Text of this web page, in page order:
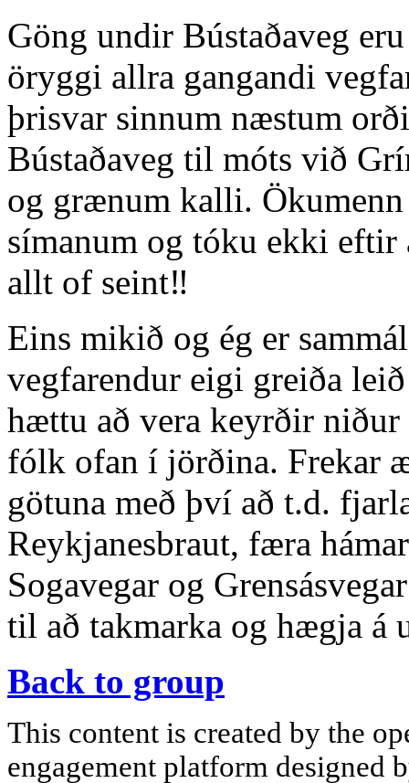
Göng undir Bústaðaveg
öryggi allra gangandi
þrisvar sinnum næstum
Bústaðaveg til móts við
og grænum kalli.
símanum og tóku ekki eftir
allt of seint‼️
Eins mikið og ég er
vegfarendur eigi greiða
hættu að vera keyrðir
fólk ofan í jörðina. Frekar
götuna með því að t.d.
Reykjanesbraut, færa
Sogavegar og
til að takmarka og hægja á
Back to group
This content is created by the
engagement platform designed